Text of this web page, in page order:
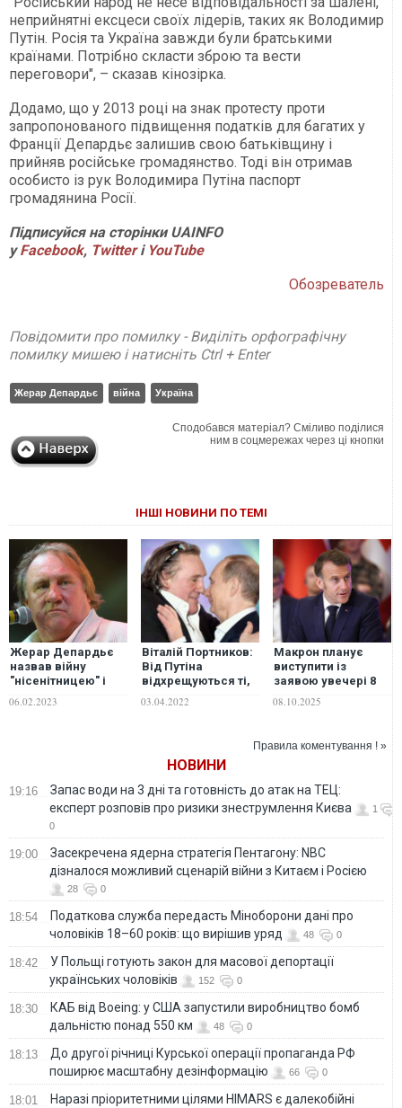
неприйнятні ексцеси своїх лідерів, таких як Володимир
Путін. Росія та Україна завжди були братськими
країнами. Потрібно скласти зброю та вести
переговори", – сказав кінозірка.
Додамо, що у 2013 році на знак протесту проти
запропонованого підвищення податків для багатих у
Франції Депардьє залишив свою батьківщину і
прийняв російське громадянство. Тоді він отримав
особисто із рук Володимира Путіна паспорт
громадянина Росії.
Підписуйся на сторінки UAINFO
уFacebook, Twitterі YouTube
Обозреватель
Повідомити про помилку - Виділіть орфографічну
помилку мишею і натисніть Ctrl + Enter
Жерар Депардьє війна Україна
Сподобався матеріал? Сміливо поділися
ним в соцмережах через ці кнопки
ІНШІ НОВИНИ ПО ТЕМІ
Жерар Депардьє
назвав війну
"нісенітницею" і
Росію
06.02.2023
Віталій Портников:
Від Путіна
відхрещуються ті,
симпатизував
03.04.2022
Макрон планує
виступити із
заявою увечері 8
сказати
08.10.2025
Правила коментування ! »
НОВИНИ
19:16
Запас води на 3 дні та готовність до атак на ТЕЦ:
експерт розповів про ризики знеструмлення Києва
1
0
19:00
Засекречена ядерна стратегія Пентагону: NBC
дізналося можливий сценарій війни з Китаєм і Росією
28 0
18:54
Податкова служба передасть Міноборони дані про
чоловіків 18–60 років: що вирішив уряд
48 0
18:42
У Польщі готують закон для масової депортації
українських чоловіків
152 0
18:30
КАБ від Boeing: у США запустили виробництво бомб
дальністю понад 550 км
48 0
18:13
До другої річниці Курської операції пропаганда РФ
поширює масштабну дезінформацію
66 0
18:01
Наразі пріоритетними цілями HIMARS є далекобійні